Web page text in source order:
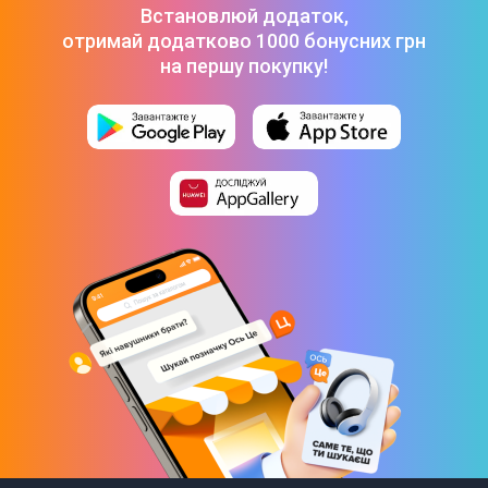
Встановлюй додаток,
отримай додатково 1000 бонусних грн
на першу покупку!